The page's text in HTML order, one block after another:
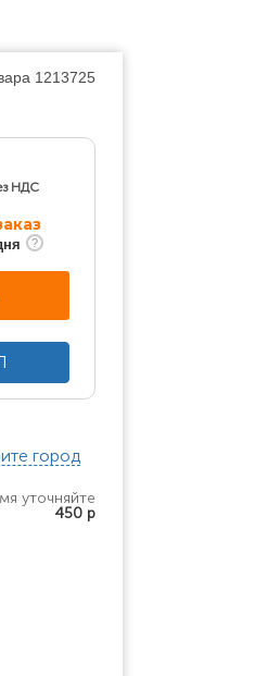
1213725
НДС
город
уточняйте
450 р